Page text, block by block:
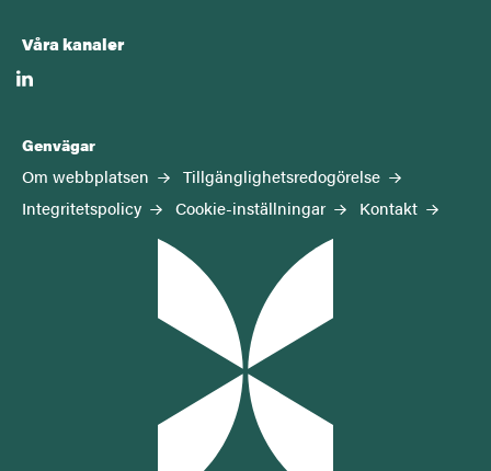
Våra kanaler
linkedin
Genvägar
Om webbplatsen
Tillgänglighetsredogörelse
Integritetspolicy
Cookie-inställningar Kontakt